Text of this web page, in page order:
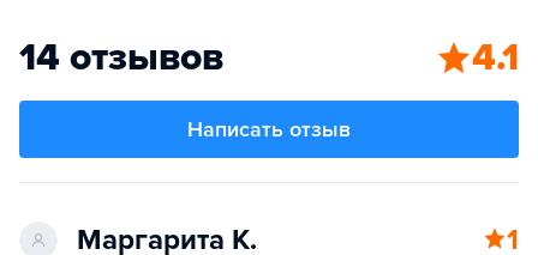
14 отзывов 4.1
Написать отзыв
Маргарита К. 1